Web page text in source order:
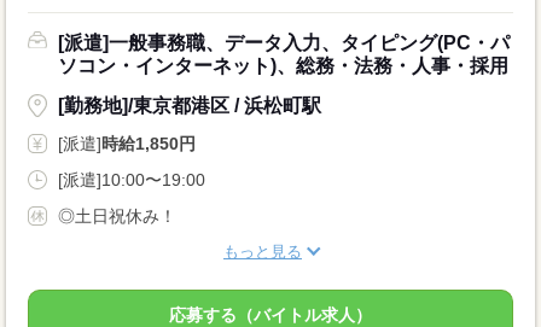
[派遣]一般事務職、データ入力、タイピング(PC・パ
ソコン・インターネット)、総務・法務・人事・採用
[勤務地]/東京都港区 / 浜松町駅
[派遣]時給1,850円
[派遣]10:00〜19:00
◎土日祝休み！
もっと見る
応募する（バイトル求人）